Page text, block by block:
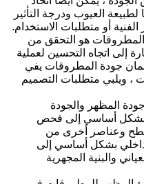
العيوب ودرجة التأثير
أو متطلبات الاستخدام.
هو التحقق من
إلى اتجاه التحسين لعملية
جودة المطروقات يفي
، ويلبي متطلبات التصميم
المظهر والجودة
بشكل أساسي إلى فحص
وعناصر أخرى من
بشكل أساسي إلى
والبنية المجهرية